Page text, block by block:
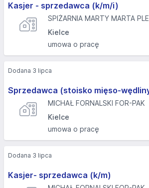
Kasjer - sprzedawca (k/m/i)
SPIŻARNIA MARTY MARTA
Kielce
umowa o pracę
Sprzedawca (stoisko mięso-
MICHAŁ FORNALSKI FOR-PAK
Kielce
umowa o pracę
Dodana 3 lipca
Kasjer- sprzedawca (k/m)
Dodana 3 lipca